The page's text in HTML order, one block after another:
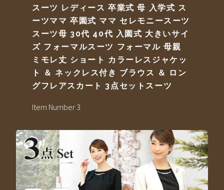
スーツ レディース 卒業式 母 入学式 ス
ーツママ 卒園式 ママ セレモニースーツ
スーツ母 30代 40代 入園式 大きいサイ
ズ フォーマルスーツ フォーマル 母親
ミモレ丈 ショート カラーレスジャケッ
ト ＆ ネックレス付き ブラウス ＆ ロン
グフレアスカート 3点セットスーツ
Item Number 3